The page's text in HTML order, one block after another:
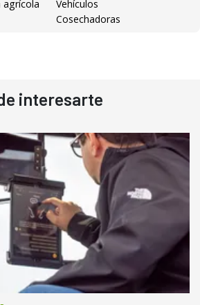
agrícola
Vehículos
Cosechadoras
interesarte